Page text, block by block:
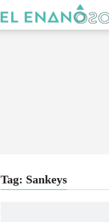
Tag: Sankeys